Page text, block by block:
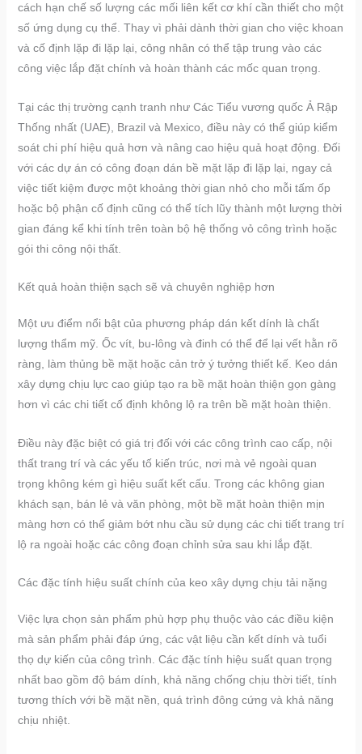
cách hạn chế số lượng các mối liên kết cơ khí cần thiết cho một
số ứng dụng cụ thể. Thay vì phải dành thời gian cho việc khoan
và cố định lặp đi lặp lại, công nhân có thể tập trung vào các
công việc lắp đặt chính và hoàn thành các mốc quan trọng.
Tại các thị trường cạnh tranh như Các Tiểu vương quốc Ả Rập
Thống nhất (UAE), Brazil và Mexico, điều này có thể giúp kiểm
soát chi phí hiệu quả hơn và nâng cao hiệu quả hoạt động. Đối
với các dự án có công đoạn dán bề mặt lặp đi lặp lại, ngay cả
việc tiết kiệm được một khoảng thời gian nhỏ cho mỗi tấm ốp
hoặc bộ phận cố định cũng có thể tích lũy thành một lượng thời
gian đáng kể khi tính trên toàn bộ hệ thống vỏ công trình hoặc
gói thi công nội thất.
Kết quả hoàn thiện sạch sẽ và chuyên nghiệp hơn
Một ưu điểm nổi bật của phương pháp dán kết dính là chất
lượng thẩm mỹ. Ốc vít, bu-lông và đinh có thể để lại vết hằn rõ
ràng, làm thủng bề mặt hoặc cản trở ý tưởng thiết kế. Keo dán
xây dựng chịu lực cao giúp tạo ra bề mặt hoàn thiện gọn gàng
hơn vì các chi tiết cố định không lộ ra trên bề mặt hoàn thiện.
Điều này đặc biệt có giá trị đối với các công trình cao cấp, nội
thất trang trí và các yếu tố kiến trúc, nơi mà vẻ ngoài quan
trọng không kém gì hiệu suất kết cấu. Trong các không gian
khách sạn, bán lẻ và văn phòng, một bề mặt hoàn thiện mịn
màng hơn có thể giảm bớt nhu cầu sử dụng các chi tiết trang trí
lộ ra ngoài hoặc các công đoạn chỉnh sửa sau khi lắp đặt.
Các đặc tính hiệu suất chính của keo xây dựng chịu tải nặng
Việc lựa chọn sản phẩm phù hợp phụ thuộc vào các điều kiện
mà sản phẩm phải đáp ứng, các vật liệu cần kết dính và tuổi
thọ dự kiến của công trình. Các đặc tính hiệu suất quan trọng
nhất bao gồm độ bám dính, khả năng chống chịu thời tiết, tính
tương thích với bề mặt nền, quá trình đông cứng và khả năng
chịu nhiệt.